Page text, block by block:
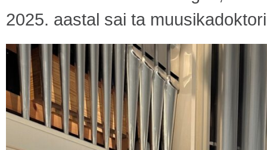
2025. aastal sai ta